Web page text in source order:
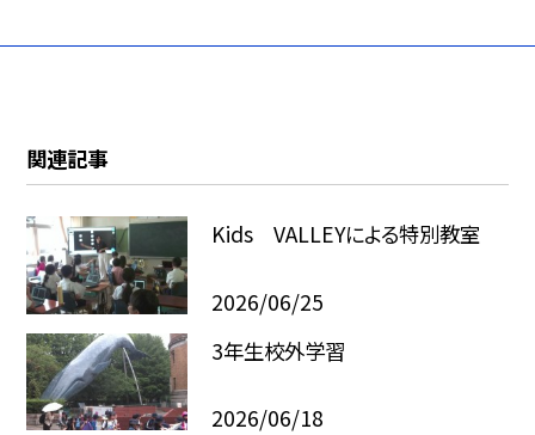
関連記事
Kids VALLEYによる特別教室
2026/06/25
3年生校外学習
2026/06/18